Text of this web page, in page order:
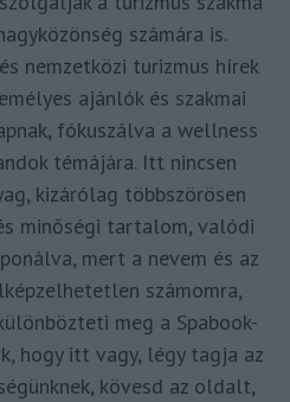
számára is.
nemzetközi turizmus hírek
ajánlók és szakmai
fókuszálva a wellness
témájára. Itt nincsen
kizárólag többszörösen
minőségi tartalom, valódi
mert a nevem és az
számomra,
meg a Spabook-
hogy itt vagy, légy tagja az
kövesd az oldalt,